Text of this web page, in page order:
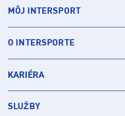
MÔJ INTERSPORT
O INTERSPORTE
KARIÉRA
SLUŽBY